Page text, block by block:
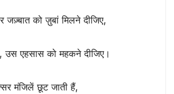
को ज़ुबां मिलने दीजिए,
उस एहसास को महकने दीजिए।
मंजिलें छूट जाती हैं,